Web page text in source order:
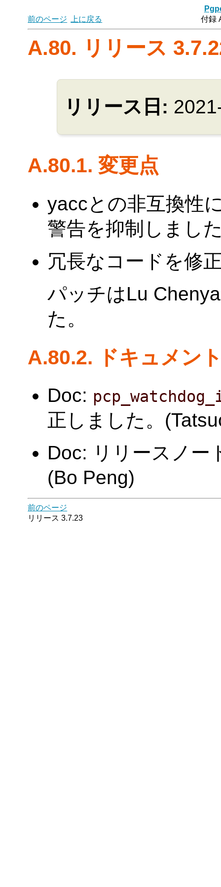
前のページ
上に戻る 付録
A.80. リリース
リリース日:
A.80.1. 変更点
yaccとの非互換性
警告を抑制しまし
冗長なコードを修
パッチはLu
た。
A.80.2. ドキュメン
Doc:
正しました。
Doc: リリースノー
(Bo Peng)
前のページ
リリース 3.7.23